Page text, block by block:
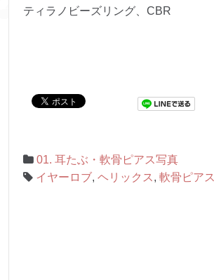
ティラノビーズリング、CBR
01. 耳たぶ・軟骨ピアス写真
イヤーロブ, ヘリックス , 軟骨ピアス